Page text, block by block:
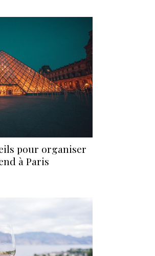
pour organiser
à Paris